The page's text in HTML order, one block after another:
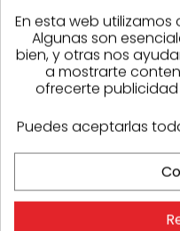
En esta web
Algunas son
bien, y otras nos
a mostrarte
ofrecerte
Puedes aceptarlas